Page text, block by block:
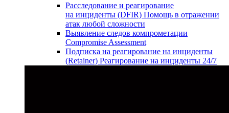
Расследование и реагирование
на инциденты (DFIR) Помощь в отражении
атак любой сложности
Выявление следов компрометации
Compromise Assessment
Подписка на реагирование на инциденты
(Retainer) Реагирование на инциденты 24/7